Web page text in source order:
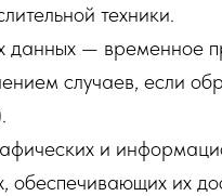
техники.
данных — временное
случаев, если
и
их